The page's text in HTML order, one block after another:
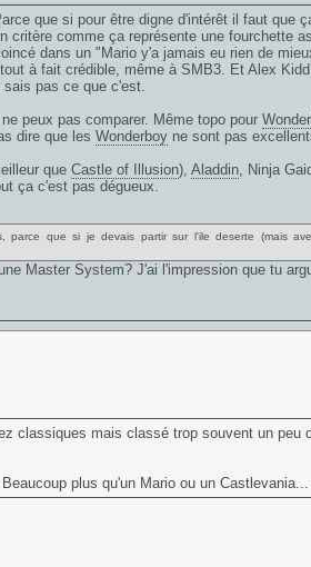
que si pour être digne d'intérêt il faut que
critère comme ça représente une fourchette
dans un "Mario y'a jamais eu rien de
à fait crédible, même à SMB3. Et Alex
pas ce que c'est.
peux pas comparer. Même topo pour
dire que les Wonderboyne sont pas
que Castle of Illusion), Aladdin, Ninja
ça c'est pas dégueux.
que si je devais partir sur l'ile deserte (mais
Master System? J'ai l'impression que tu
classiques mais classé trop souvent un peu
plus qu'un Mario ou un Castlevania...